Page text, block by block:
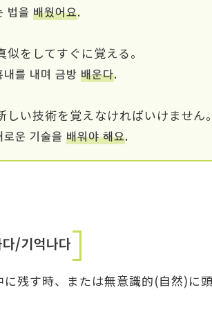
법을 배웠어요.
似をしてすぐに覚える。
내를 내며 금방 배운다.
しい技術を覚えなければいけません。
운 기술을 배워야 해요.
/기억나다
残す時、または無意識的(自然)に